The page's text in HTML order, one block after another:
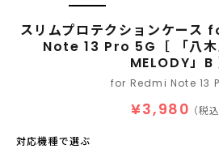
スリムプロテクションケー
Note 13 Pro 5G［ 「八木
MELODY」B
for Redmi Note 13
¥3,980 （税込
対応機種で選ぶ